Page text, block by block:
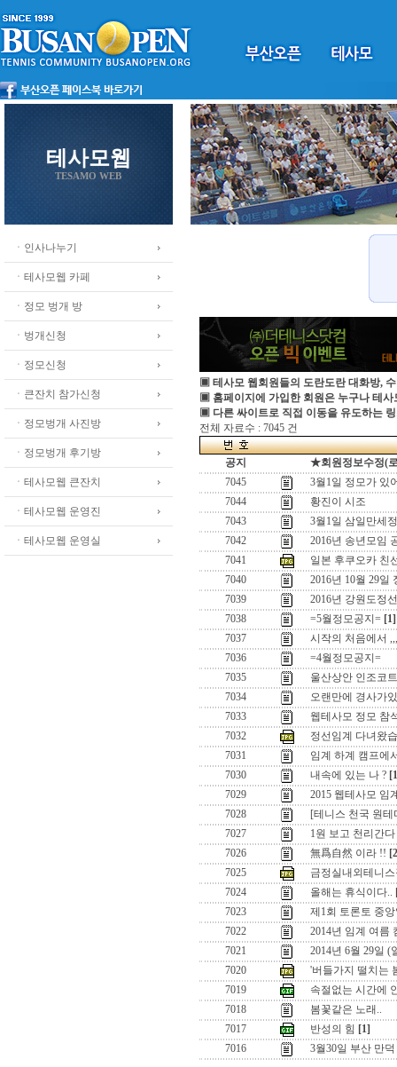
테사모웹
TESAMO WEB
ㆍ인사나누기
ㆍ테사모웹 카페
ㆍ정모 벙개 방
ㆍ벙개신청
ㆍ정모신청
ㆍ큰잔치 참가신청
ㆍ정모벙개 사진방
ㆍ정모벙개 후기방
ㆍ테사모웹 큰잔치
ㆍ테사모웹 운영진
ㆍ테사모웹 운영실
▣ 테사모 웹회원들의 도란도란 대화방,
▣ 홈페이지에 가입한 회원은 누구나 테사
▣ 다른 싸이트로 직접 이동을 유도하는
전체 자료수 : 7045 건
공지
★회원정보수정(
7045
3월1일 정모가 있
7044
황진이 시조
7043
3월1일 삼일만세
7042
2016년 송년모임
7041
일본 후쿠오카 친
7040
2016년 10월 29일
7039
2016년 강원도정
7038
=5월정모공지= [1]
7037
시작의 처음에서 ,,,
7036
=4월정모공지=
7035
울산상안 인조코
7034
오랜만에 경사가
7033
웹테사모 정모 참
7032
정선임계 다녀왔
7031
임계 하계 캠프에
7030
내속에 있는 나 ?
7029
2015 웹테사모 임
7028
[테니스 천국 원
7027
1원 보고 천리간
7026
無爲自然 이라 !!
7025
금정실내외테니
7024
올해는 휴식이다..
7023
제1회 토론토 중
7022
2014년 임계 여름
7021
2014년 6월 29일
7020
'버들가지 떨치는
7019
속절없는 시간에
7018
봄꽃같은 노래..
7017
반성의 힘 [1]
7016
3월30일 부산 만